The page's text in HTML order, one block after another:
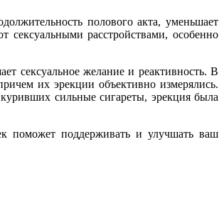
полового акта, уменьшает
сексуальными расстройствами, особенно
сексуальное желание и реактивность. В
их эрекции объективно измерялись.
сильные сигареты, эрекция была
поможет поддерживать и улучшать ваш